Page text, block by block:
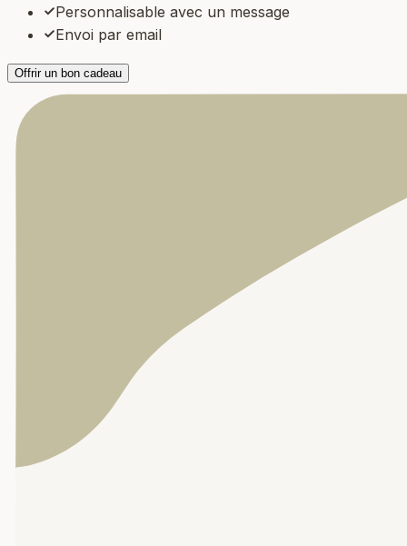
Personnalisable avec un message
Envoi par email
Offrir un bon cadeau